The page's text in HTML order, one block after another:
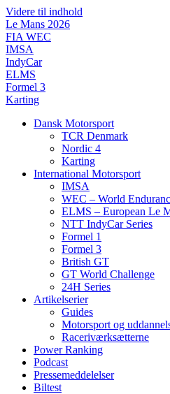
Videre til indhold
Le Mans 2026
FIA WEC
IMSA
IndyCar
ELMS
Formel 3
Karting
Dansk Motorsport
TCR Denmark
Nordic 4
Karting
International Motorsport
IMSA
WEC – World
ELMS – European Le
NTT IndyCar Series
Formel 1
Formel 3
British GT
GT World Challenge
24H Series
Artikelserier
Guides
Motorsport og
Raceriværksætterne
Power Ranking
Podcast
Pressemeddelelser
Biltest